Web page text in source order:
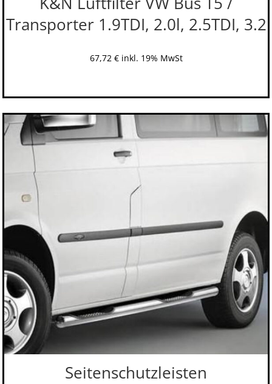
Transporter 1.9TDI, 2.0l, 2.5TDI, 3.2
67,72 € inkl. 19% MwSt
Seitenschutzleisten